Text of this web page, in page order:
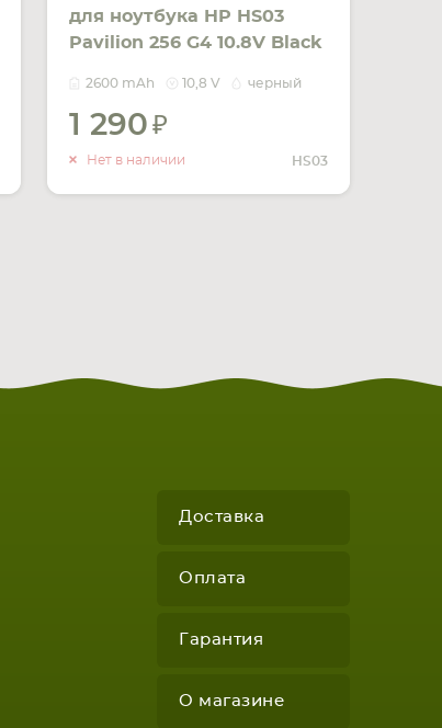
для ноутбука HP HS03
Pavilion 256 G4 10.8V Black
2600 mAh 10,8 V черный
1 290
Нет в наличии HS03
О НАЛИЧИИ
Доставка
Оплата
Гарантия
О магазине